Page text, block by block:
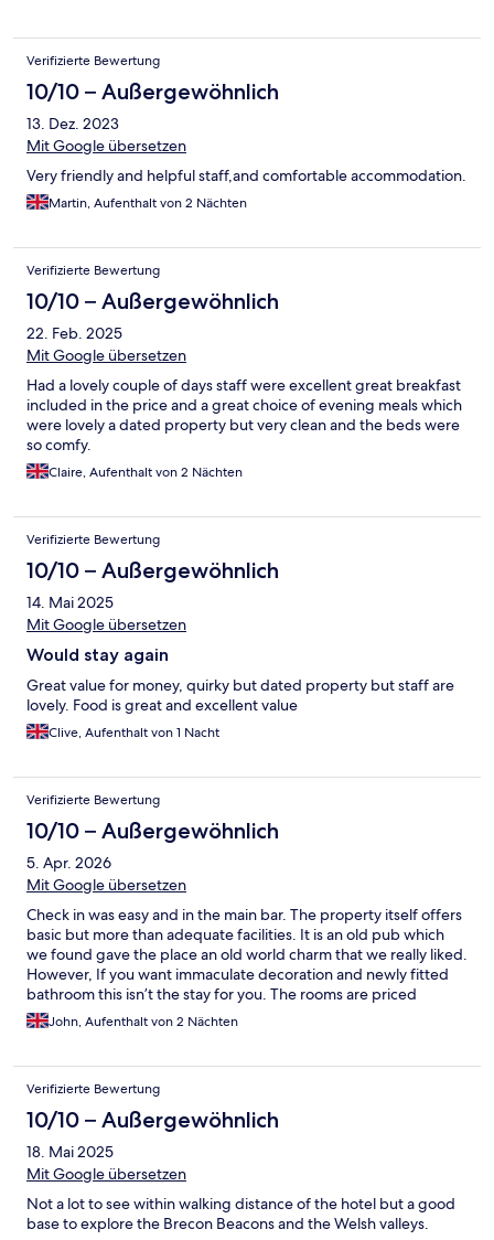
Verifizierte Bewertung
10/10 – Außergewöhnlich
13. Dez. 2023
Mit Google übersetzen
Very friendly and helpful staff,and comfortable accommodation.
Martin, Aufenthalt von 2 Nächten
Verifizierte Bewertung
10/10 – Außergewöhnlich
22. Feb. 2025
Mit Google übersetzen
Had a lovely couple of days staff were excellent great breakfast
included in the price and a great choice of evening meals which
were lovely a dated property but very clean and the beds were
so comfy.
Claire, Aufenthalt von 2 Nächten
Verifizierte Bewertung
10/10 – Außergewöhnlich
14. Mai 2025
Mit Google übersetzen
Would stay again
Great value for money, quirky but dated property but staff are
lovely. Food is great and excellent value
Clive, Aufenthalt von 1 Nacht
Verifizierte Bewertung
10/10 – Außergewöhnlich
5. Apr. 2026
Mit Google übersetzen
Check in was easy and in the main bar. The property itself offers
basic but more than adequate facilities. It is an old pub which
we found gave the place an old world charm that we really liked.
However, If you want immaculate decoration and newly fitted
bathroom this isn’t the stay for you. The rooms are priced
relative to the decor and facilities and represent great value for
money. Breakfast was lovely with cereal, juice, toast on self serve
swapped the bacon and pork sausage for grilled halloumi and
veggie sausage. All delightful well cooked. We will be back to
stay here again
John, Aufenthalt von 2 Nächten
Verifizierte Bewertung
10/10 – Außergewöhnlich
18. Mai 2025
Mit Google übersetzen
Not a lot to see within walking distance of the hotel but a good
base to explore the Brecon Beacons and the Welsh valleys.